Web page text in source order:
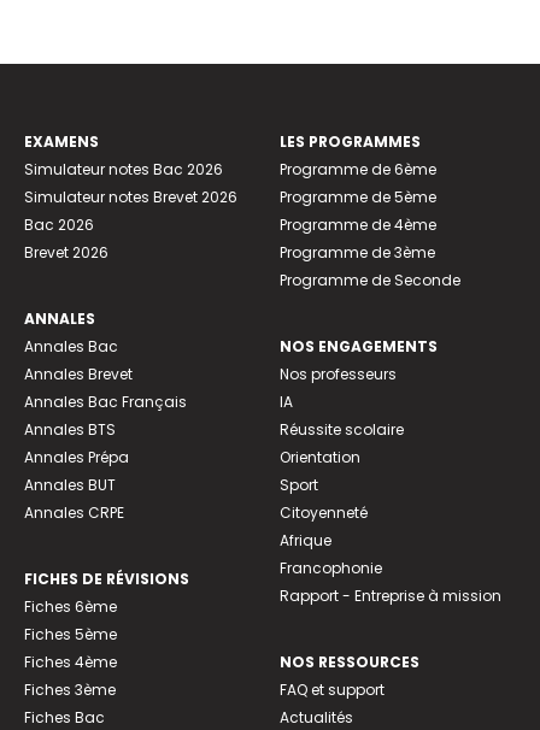
EXAMENS
Simulateur notes Bac 2026
Simulateur notes Brevet 2026
Bac 2026
Brevet 2026
ANNALES
Annales Bac
Annales Brevet
Annales Bac Français
Annales BTS
Annales Prépa
Annales BUT
Annales CRPE
FICHES DE RÉVISIONS
Fiches 6ème
Fiches 5ème
Fiches 4ème
Fiches 3ème
Fiches Bac
LES PROGRAMMES
Programme de 6ème
Programme de 5ème
Programme de 4ème
Programme de 3ème
Programme de Seconde
NOS ENGAGEMENTS
Nos professeurs
IA
Réussite scolaire
Orientation
Sport
Citoyenneté
Afrique
Francophonie
Rapport - Entreprise à mission
NOS RESSOURCES
FAQ et support
Actualités